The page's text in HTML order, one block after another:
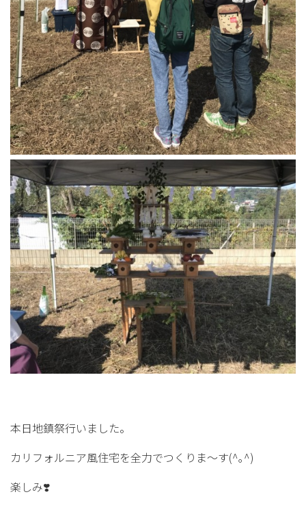
本日地鎮祭行いました。
カリフォルニア風住宅を全力でつくりま〜す(^｡^)
楽しみ❣️